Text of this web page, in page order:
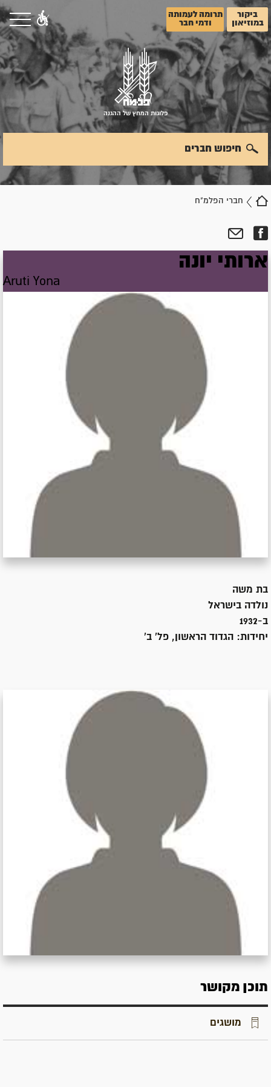
ביקור
במוזיאון
תרומה לעמותה
ודמי חבר
פלוגות המחץ של ההגנה
חברי הפלמ"ח
חיפוש חברים
ארותי יונה
Aruti Yona
בת משה
נולדה בישראל
ב-1932
יחידות:
הגדוד הראשון, פל' ב'
תוכן מקושר
מושגים